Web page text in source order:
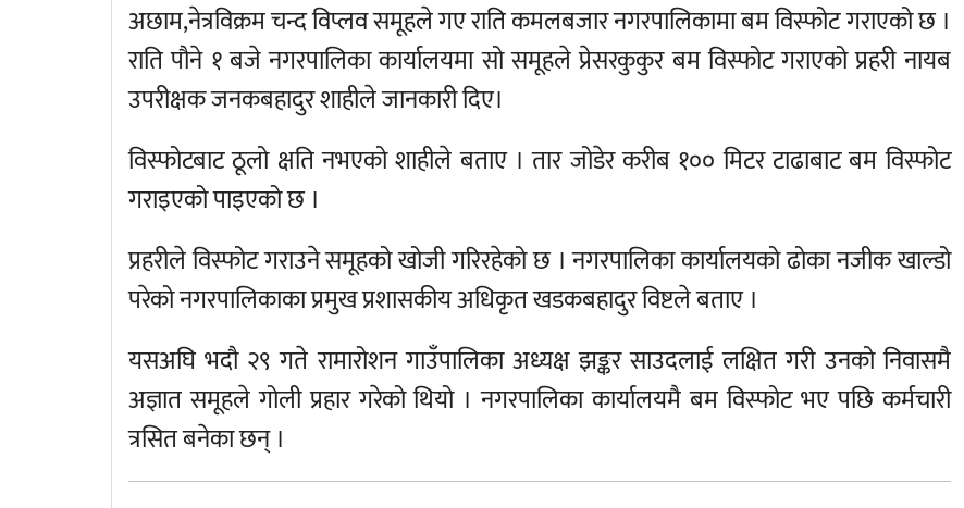
अछाम,नेत्रविक्रम चन्द विप्लव समूहले गए राति कमलबजार नगरपालिकामा बम विस्फोट गराएको छ ।
राति पौने १ बजे नगरपालिका कार्यालयमा सो समूहले प्रेसरकुकुर बम विस्फोट गराएको प्रहरी नायब
उपरीक्षक जनकबहादुर शाहीले जानकारी दिए।
विस्फोटबाट ठूलो क्षति नभएको शाहीले बताए । तार जोडेर करीब १०० मिटर टाढाबाट बम विस्फोट
गराइएको पाइएको छ ।
प्रहरीले विस्फोट गराउने समूहको खोजी गरिरहेको छ । नगरपालिका कार्यालयको ढोका नजीक खाल्डो
परेको नगरपालिकाका प्रमुख प्रशासकीय अधिकृत खडकबहादुर विष्टले बताए ।
यसअघि भदौ २९ गते रामारोशन गाउँपालिका अध्यक्ष झङ्कर साउदलाई लक्षित गरी उनको निवासमै
अज्ञात समूहले गोली प्रहार गरेको थियो । नगरपालिका कार्यालयमै बम विस्फोट भए पछि कर्मचारी
त्रसित बनेका छन् ।